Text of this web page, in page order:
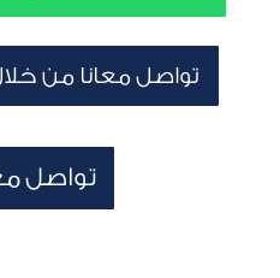
تواصل معانا من
تواصل